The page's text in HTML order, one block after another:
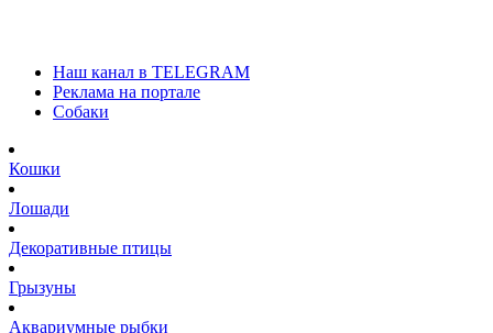
Наш канал в TELEGRAM
Реклама на портале
Собаки
Кошки
Лошади
Декоративные птицы
Грызуны
Аквариумные рыбки